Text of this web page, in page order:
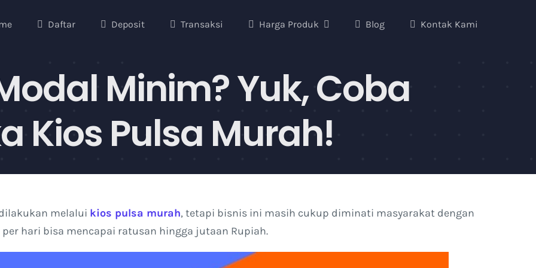
Daftar Deposit Transaksi Harga Produk Blog Kontak Kami
Minim? Yuk, Coba
Kios Pulsa Murah!
melalui kios pulsa murah, tetapi bisnis ini masih cukup diminati masyarakat dengan
hari bisa mencapai ratusan hingga jutaan Rupiah.